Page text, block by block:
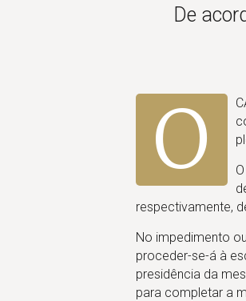
tambuladeira surgirá
escapulário em tons
competindo à Cúria
Confraria) autorizar os
Confrades devem usar
É uma pequena peça
arredondada,
estanho (ou outro
nas confrarias báquicas
o momento da
De
O
respectivamente,
No impedimento
proceder-se-á à
presidência da
para completar a